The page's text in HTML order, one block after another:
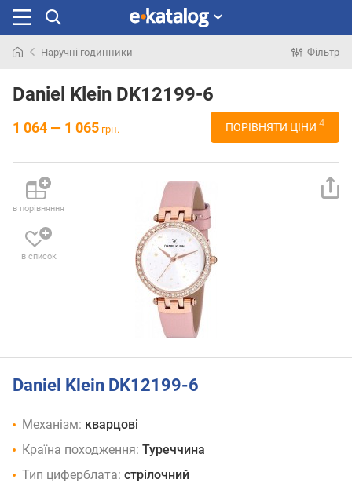
раніше
Наручні годинники Фільтр
Daniel Klein DK12199-6
1 064 — 1 065 грн. ПОРІВНЯТИ ЦІНИ 4
в порівняння
в список
Daniel Klein DK12199-6
Механізм: кварцові
Країна походження: Туреччина
Тип циферблата: стрілочний